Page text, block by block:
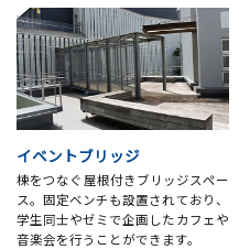
イベントブリッジ
棟をつなぐ屋根付きブリッジスペー
ス。固定ベンチも設置されており、
学生同士やゼミで企画したカフェや
音楽会を行うことができます。